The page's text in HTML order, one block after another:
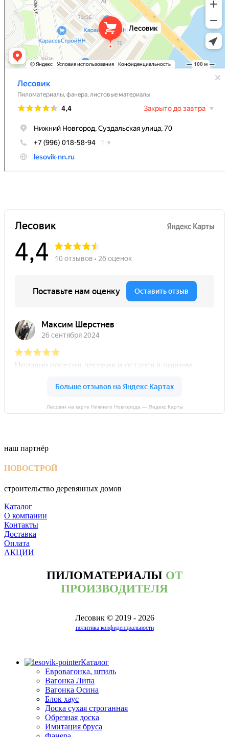
Лесовик на карте Нижнего Новгорода — Яндекс Карты
наш партнёр
НОВОСТРОЙ
строительство деревянных домов
Каталог
О компании
Контакты
Доставка
Оплата
АКЦИИ
ПИЛОМАТЕРИАЛЫ ОТ
ПРОИЗВОДИТЕЛЯ
Лесовик © 2019 - 2026
политика конфиденциальности
Каталог
Евровагонка, штиль
Вагонка Липа
Вагонка Осина
Блок хаус
Доска сухая строганная
Обрезная доска
Имитация бруса